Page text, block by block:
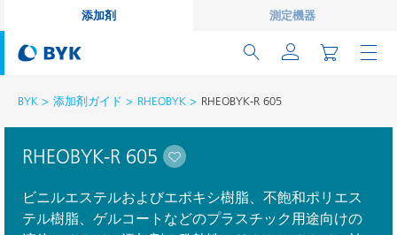
添加剤 測定機器
BYK 添加剤ガイド RHEOBYK RHEOBYK-R 605
RHEOBYK-R 605
ビニルエステルおよびエポキシ樹脂、不飽和ポリエス
テル樹脂、ゲルコートなどのプラスチック用途向けの